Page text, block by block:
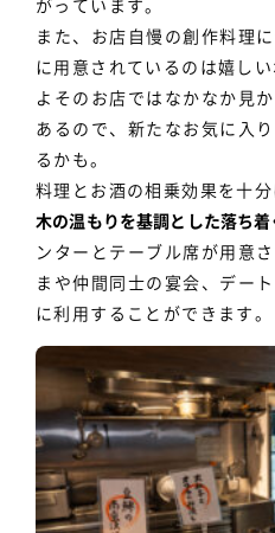
がっています。
また、お店自慢の創作料理
に用意されているのは嬉しい
よそのお店ではなかなか見
あるので、新たなお気に入
るかも。
料理とお酒の相乗効果を十
木の温もりを基調とした落ち
ンターとテーブル席が用意
まや仲間同士の宴会、デー
に利用することができます。